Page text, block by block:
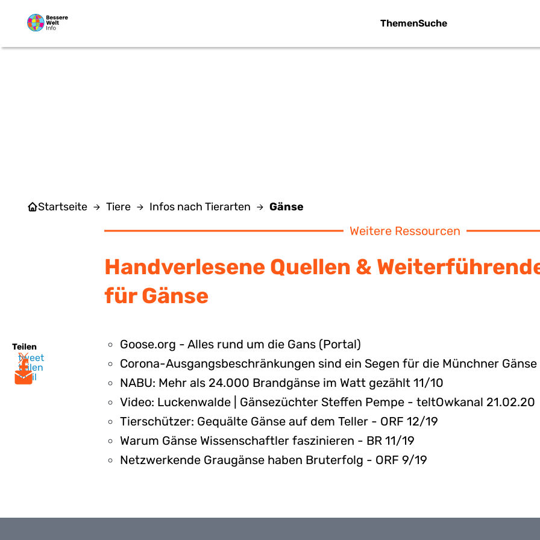
ThemenSuche
Teilen
tweet
teilen
mail
Startseite Tiere Infos nach Tierarten Gänse
Weitere Ressourcen
Handverlesene Quellen &
für Gänse
Goose.org - Alles rund um die Gans (Portal)
Corona-Ausgangsbeschränkungen sind ein Segen für die Münchner
NABU: Mehr als 24.000 Brandgänse im Watt gezählt 11/10
Video: Luckenwalde | Gänsezüchter Steffen Pempe - teltOwkanal 21.02.20
Tierschützer: Gequälte Gänse auf dem Teller - ORF 12/19
Warum Gänse Wissenschaftler faszinieren - BR 11/19
Netzwerkende Graugänse haben Bruterfolg - ORF 9/19